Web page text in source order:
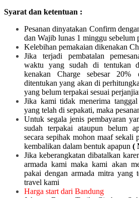
Syarat dan ketentuan :
Pesanan dinyatakan Confirm
dan Wajib lunas 1 minggu sebelum
Kelebihan pemakaian dikenakan
Jika terjadi pembatalan
waktu yang sudah di tentukan
kenakan Charge sebesar
ditentukan yang akan di
yang belum terpakai sesuai
Jika kami tidak menerima
yang telah di sepakati, maka
Untuk segala jenis pembayaran
sudah terpakai ataupun belum
secara sepihak mohon maaf sekali
kembalikan dalam bentuk apapun (
Jika keberangkatan dibatalkan
armada kami maka kami akan
pakai dengan armada mitra yang
travel kami
Harga start dari Bandung